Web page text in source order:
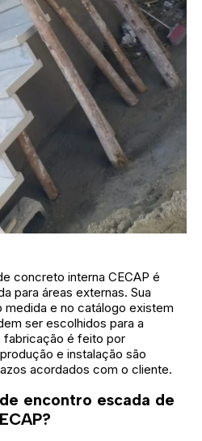
concreto interna CECAP é
para áreas externas. Sua
e no catálogo existem
ser escolhidos para a
fabricação é feito por
e instalação são
acordados com o cliente.
encontro escada de